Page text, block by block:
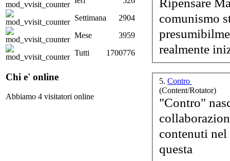
U
Settimana
2904
Mese
3959
Tutti
1700776
Chi e' online
Abbiamo 4 visitatori online
Ripensare
comunismo
realmente
5. Contro
(Content/Rotator)
"Contro"
contenuti
questa